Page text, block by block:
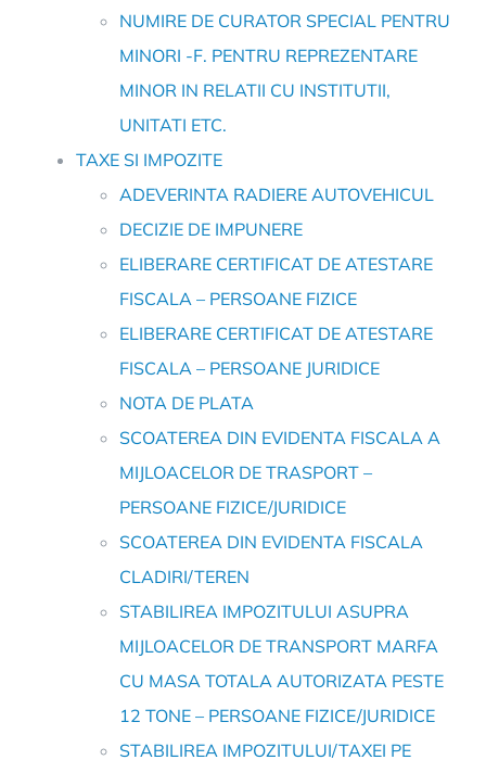
NUMIRE DE CURATOR SPECIAL PENTRU
MINORI -F. PENTRU REPREZENTARE
MINOR IN RELATII CU INSTITUTII,
UNITATI ETC.
TAXE SI IMPOZITE
ADEVERINTA RADIERE AUTOVEHICUL
DECIZIE DE IMPUNERE
ELIBERARE CERTIFICAT DE ATESTARE
FISCALA – PERSOANE FIZICE
ELIBERARE CERTIFICAT DE ATESTARE
FISCALA – PERSOANE JURIDICE
NOTA DE PLATA
SCOATEREA DIN EVIDENTA FISCALA A
MIJLOACELOR DE TRASPORT –
PERSOANE FIZICE/JURIDICE
SCOATEREA DIN EVIDENTA FISCALA
CLADIRI/TEREN
STABILIREA IMPOZITULUI ASUPRA
MIJLOACELOR DE TRANSPORT MARFA
CU MASA TOTALA AUTORIZATA PESTE
12 TONE – PERSOANE FIZICE/JURIDICE
STABILIREA IMPOZITULUI/TAXEI PE